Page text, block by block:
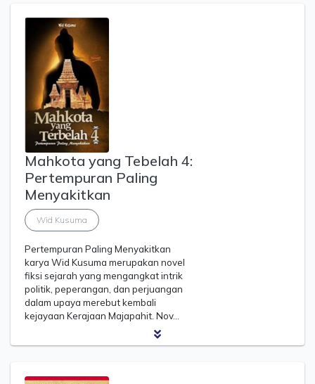
Mahkota yang Tebelah 4:
Pertempuran Paling
Menyakitkan
Wid Kusuma
Pertempuran Paling Menyakitkan
karya Wid Kusuma merupakan novel
fiksi sejarah yang mengangkat intrik
politik, peperangan, dan perjuangan
dalam upaya merebut kembali
kejayaan Kerajaan Majapahit. Nov…